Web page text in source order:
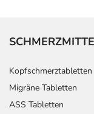
Kopfschmerztabletten
Migräne Tabletten
ASS Tabletten